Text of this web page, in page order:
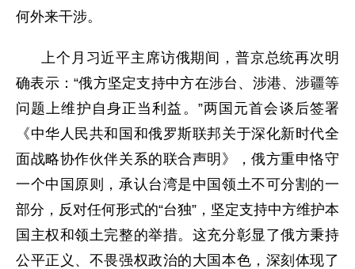
何外来干涉。
上个月习近平主席访俄期间，普京总统再次明
确表示：“俄方坚定支持中方在涉台、涉港、涉疆等
问题上维护自身正当利益。”两国元首会谈后签署
《中华人民共和国和俄罗斯联邦关于深化新时代全
面战略协作伙伴关系的联合声明》，俄方重申恪守
一个中国原则，承认台湾是中国领土不可分割的一
部分，反对任何形式的“台独”，坚定支持中方维护本
国主权和领土完整的举措。这充分彰显了俄方秉持
公平正义、不畏强权政治的大国本色，深刻体现了